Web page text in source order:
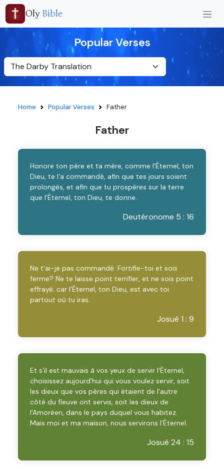
Oly Bible
Popular Verses
Home Popular Verses Father
Father
Honore ton père et ta mère, comme l'Éternel, ton
Dieu, te l'a commandé, afin que tes jours soient
prolongés, et afin que tu prospères sur la terre
que l'Éternel, ton Dieu, te donne.
Deutéronome 5 : 16
Ne t'ai-je pas commandé: Fortifie-toi et sois
ferme? Ne te laisse point terrifier, et ne sois point
effrayé; car l'Éternel, ton Dieu, est avec toi
partout où tu iras.
Josué 1 : 9
Et s'il est mauvais à vos yeux de servir l'Éternel,
choisissez aujourd'hui qui vous voulez servir, soit
les dieux que vos pères qui étaient de l'autre
côté du fleuve ont servis, soit les dieux de
l'Amoréen, dans le pays duquel vous habitez.
Mais moi et ma maison, nous servirons l'Éternel.
Josué 24 : 15